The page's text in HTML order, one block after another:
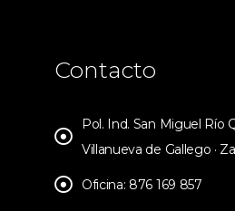
Contacto
Pol. Ind. San Miguel Río
Villanueva de Gallego ·
Oficina: 876 169 857